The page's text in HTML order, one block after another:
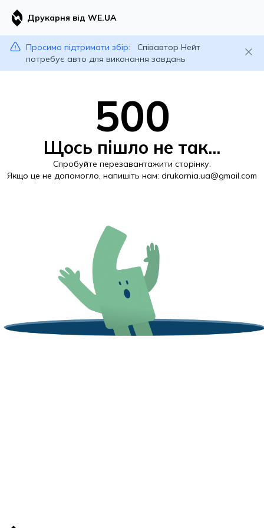
Друкарня від WE.UA
Просимо підтримати збір:
Співавтор Нейт
потребує авто для виконання завдань
500
Щось пішло не так...
Спробуйте перезавантажити сторінку.
Якщо це не допомогло, напишіть нам: drukarnia.ua@gmail.com